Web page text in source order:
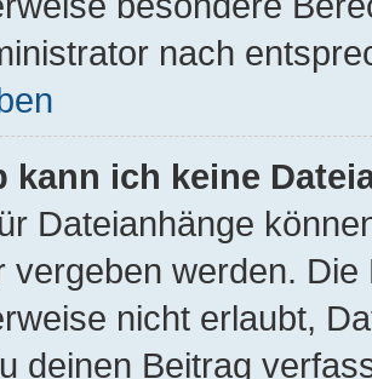
nach
kann ich keine
Dateianhänge
vergeben werden.
nicht erlaubt,
deinen Beitrag